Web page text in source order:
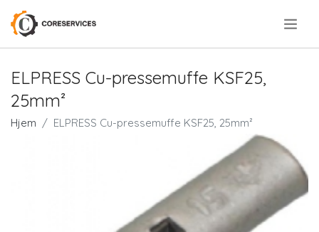
ELPRESS Cu-pressemuffe KSF25,
25mm²
Hjem ELPRESS Cu-pressemuffe KSF25, 25mm²